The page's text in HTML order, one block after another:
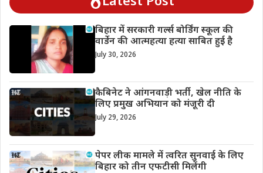
बिहार में सरकारी गर्ल्स बोर्डिंग स्कूल की
वार्डेन की आत्महत्या हत्या साबित हुई है
July 30, 2026
कैबिनेट ने आंगनवाड़ी भर्ती, खेल नीति के
लिए प्रमुख अभियान को मंजूरी दी
July 29, 2026
पेपर लीक मामले में त्वरित सुनवाई के लिए
बिहार को तीन एफटीसी मिलेंगी